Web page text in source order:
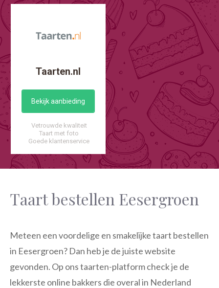
Taarten.nl
Bekijk aanbieding
Vetrouwde kwaliteit
Taart met foto
Goede klantenservice
Taart bestellen Eesergroen
Meteen een voordelige en smakelijke taart bestellen
in Eesergroen? Dan heb je de juiste website
gevonden. Op ons taarten-platform check je de
lekkerste online bakkers die overal in Nederland